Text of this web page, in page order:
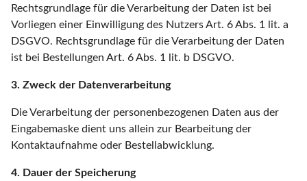
Rechtsgrundlage für die Verarbeitung der Daten ist bei
Vorliegen einer Einwilligung des Nutzers Art. 6 Abs. 1 lit. a
DSGVO. Rechtsgrundlage für die Verarbeitung der Daten
ist bei Bestellungen Art. 6 Abs. 1 lit. b DSGVO.
3. Zweck der Datenverarbeitung
Die Verarbeitung der personenbezogenen Daten aus der
Eingabemaske dient uns allein zur Bearbeitung der
Kontaktaufnahme oder Bestellabwicklung.
4. Dauer der Speicherung